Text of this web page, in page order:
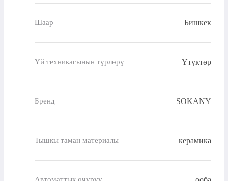
Шаар Бишкек
Үй техникасынын түрлөрү Үтүктөр
Бренд SOKANY
Тышкы таман материалы керамика